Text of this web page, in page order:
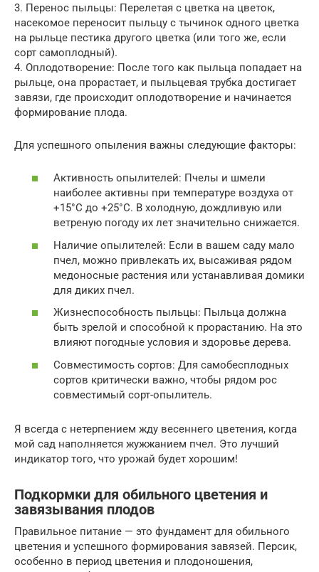
3. Перенос пыльцы: Перелетая с цветка на цветок,
насекомое переносит пыльцу с тычинок одного цветка
на рыльце пестика другого цветка (или того же, если
сорт самоплодный).
4. Оплодотворение: После того как пыльца попадает на
рыльце, она прорастает, и пыльцевая трубка достигает
завязи, где происходит оплодотворение и начинается
формирование плода.
Для успешного опыления важны следующие факторы:
Активность опылителей: Пчелы и шмели
наиболее активны при температуре воздуха от
+15°C до +25°C. В холодную, дождливую или
ветреную погоду их лет значительно снижается.
Наличие опылителей: Если в вашем саду мало
пчел, можно привлекать их, высаживая рядом
медоносные растения или устанавливая домики
для диких пчел.
Жизнеспособность пыльцы: Пыльца должна
быть зрелой и способной к прорастанию. На это
влияют погодные условия и здоровье дерева.
Совместимость сортов: Для самобесплодных
сортов критически важно, чтобы рядом рос
совместимый сорт-опылитель.
Я всегда с нетерпением жду весеннего цветения, когда
мой сад наполняется жужжанием пчел. Это лучший
индикатор того, что урожай будет хорошим!
Подкормки для обильного цветения и
завязывания плодов
Правильное питание — это фундамент для обильного
цветения и успешного формирования завязей. Персик,
особенно в период цветения и плодоношения,